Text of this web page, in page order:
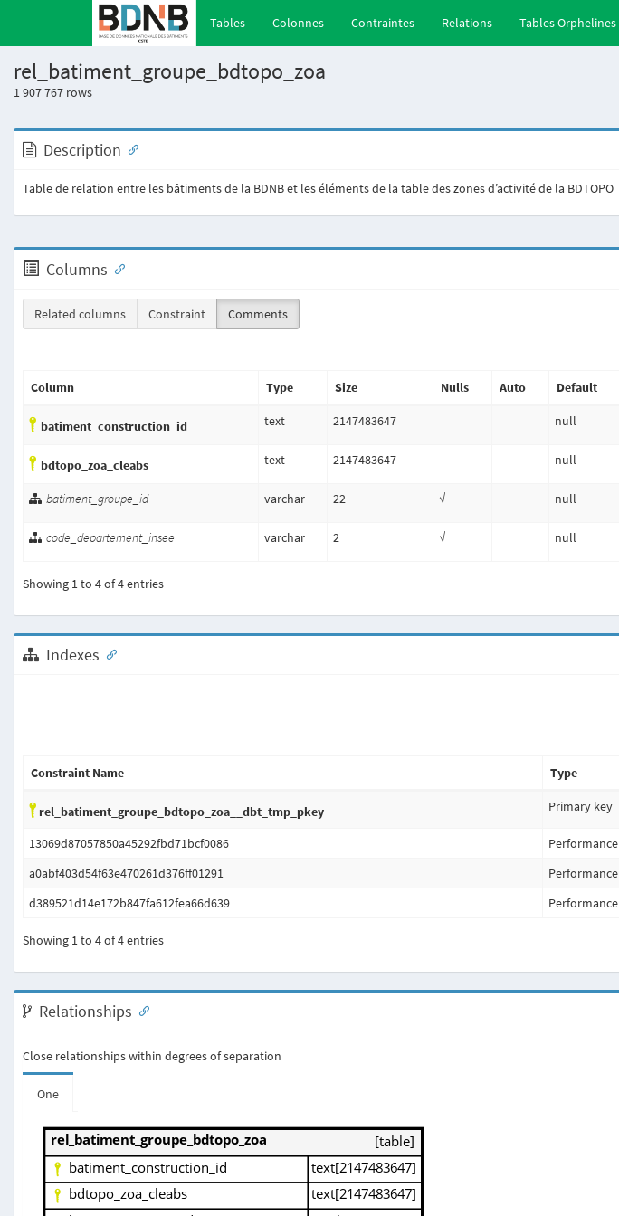
Tables(current)Colonnes Contraintes Relations Tables Orphelines
rel_batiment_groupe_bdtopo_zoa
1 907 767 rows
Description
Table de relation entre les bâtiments de la BDNB et les éléments de la table des zones d’activité de la BDTOPO
Columns
Related columns Constraint
Comments
Column Type Size Nulls Auto Default
batiment_construction_id text 2147483647 null
bdtopo_zoa_cleabs text 2147483647 null
batiment_groupe_id varchar 22 √ null
code_departement_insee varchar 2 √ null
Showing 1 to 4 of 4 entries
Indexes
Constraint Name Type
rel_batiment_groupe_bdtopo_zoa__dbt_tmp_pkey Primary key
13069d87057850a45292fbd71bcf0086 Performance
a0abf403d54f63e470261d376ff01291
Performance
d389521d14e172b847fa612fea66d639
Performance
Showing 1 to 4 of 4 entries
Relationships
Close relationships within degrees of separation
One